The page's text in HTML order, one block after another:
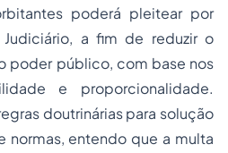
poderá pleitear por
a fim de reduzir o
poder público, com base nos
e proporcionalidade.
doutrinárias para solução
entendo que a multa